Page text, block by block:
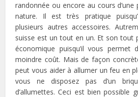
randonnée ou encore au cours
nature. Il est très pratique
plusieurs autres accessoires.
suisse est un tout en un. Et son tout
économique puisqu’il vous permet
moindre coût. Mais de façon
peut vous aider à allumer un feu en
vous ne disposez pas d’un
d’allumettes. Ceci est bien possible